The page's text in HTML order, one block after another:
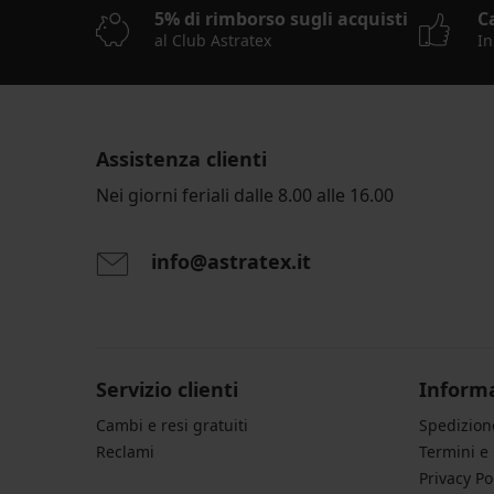
5% di rimborso sugli acquisti
al Club Astratex
Assistenza clienti
Nei giorni feriali dalle 8.00 alle 16.00
info@astratex.it
Servizio clienti
Cambi e resi gratuiti
Reclami
Termini e
Privacy